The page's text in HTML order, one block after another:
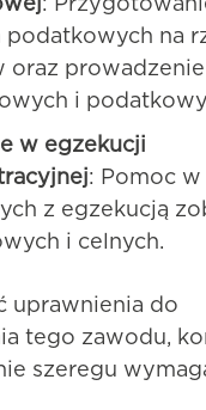
:
podatkowych na
oraz
i
w egzekucji
: Pomoc w
z egzekucją
i celnych.
uprawnienia do
tego zawodu,
szeregu